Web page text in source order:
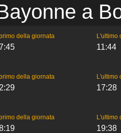
a
primo della giornata L'ultimo
11:44
primo della giornata L'ultimo
17:28
primo della giornata L'ultimo
19:38